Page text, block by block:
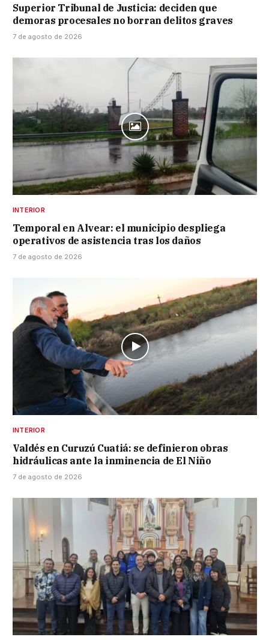
Superior Tribunal de Justicia: deciden que
demoras procesales no borran delitos graves
7 de agosto de 2026
INTERIOR
Temporal en Alvear: el municipio despliega
operativos de asistencia tras los daños
7 de agosto de 2026
INTERIOR
Valdés en Curuzú Cuatiá: se definieron obras
hidráulicas ante la inminencia de El Niño
7 de agosto de 2026